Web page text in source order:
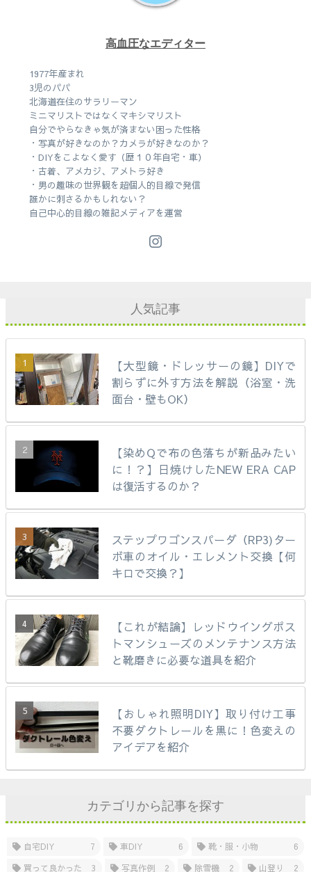
高血圧なエディター
1977年産まれ
3児のパパ
北海道在住のサラリーマン
ミニマリストではなくマキシマリスト
自分でやらなきゃ気が済まない困った性格
・写真が好きなのか？カメラが好きなのか？
・DIYをこよなく愛す（歴１０年自宅・車）
・古着、アメカジ、アメトラ好き
・男の趣味の世界観を超個人的目線で発信
誰かに刺さるかもしれない？
自己中心的目線の雑記メディアを運営
人気記事
【大型鏡・ドレッサーの鏡】DIYで
割らずに外す方法を解説（浴室・洗
面台・壁もOK）
【染めQで布の色落ちが新品みたい
に！？】日焼けしたNEW ERA CAP
は復活するのか？
ステップワゴンスパーダ（RP3)ター
ボ車のオイル・エレメント交換【何
キロで交換？】
【これが結論】レッドウイングポス
トマンシューズのメンテナンス方法
と靴磨きに必要な道具を紹介
【おしゃれ照明DIY】取り付け工事
不要ダクトレールを黒に！色変えの
アイデアを紹介
カテゴリから記事を探す
自宅DIY 7 車DIY 6 靴・服・小物
6
買って良かった
3 写真作例 2 除雪機 2 山登り 2